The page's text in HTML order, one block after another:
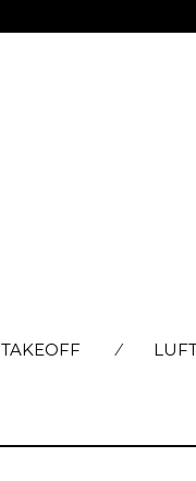
TAKEOFF